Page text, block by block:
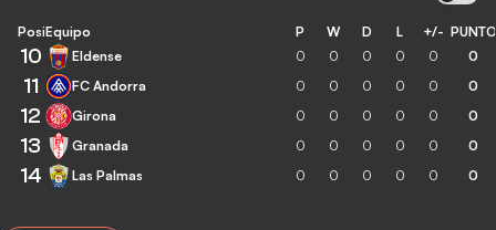
Posición
Equipo P W D L +/-
10 Eldense 0 0 0 0 0 0
11 FC Andorra 0 0 0 0 0 0
12 Girona 0 0 0 0 0 0
13 Granada 0 0 0 0 0 0
14 Las Palmas 0 0 0 0 0 0